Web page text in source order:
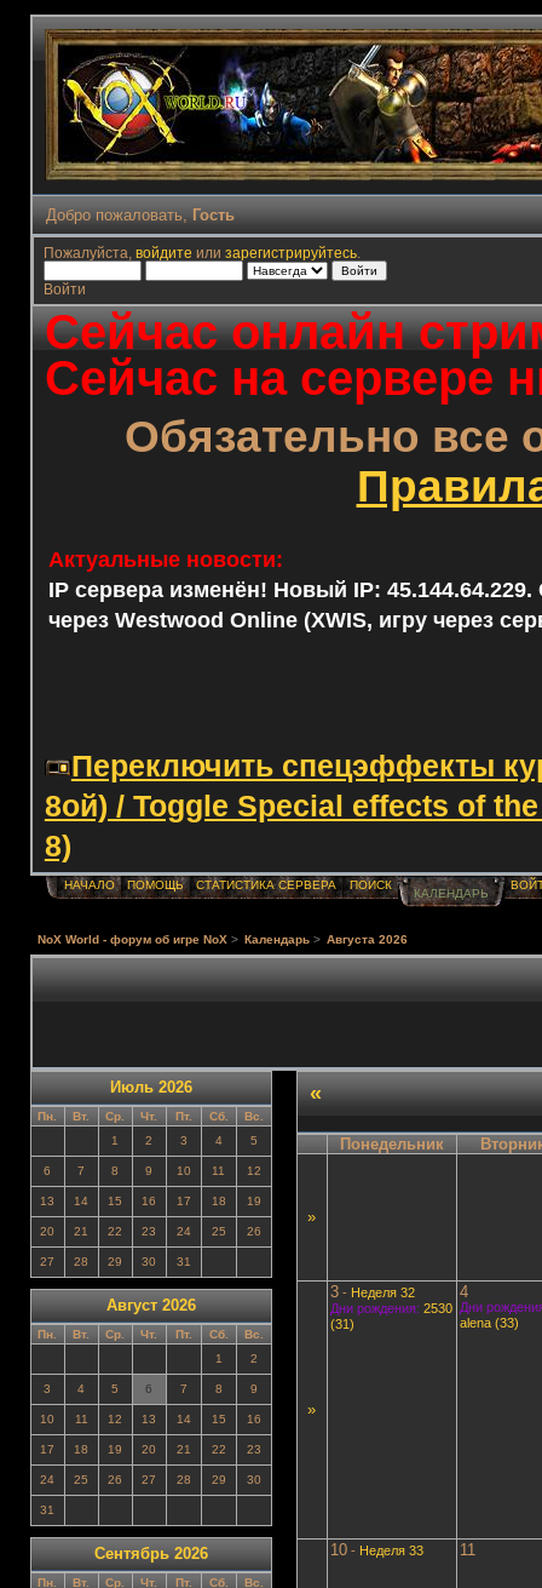
Добро пожаловать, Гость
Пожалуйста, войдите или зарегистрируйтесь.
Войти
Сейчас онлайн
Сейчас на сервере
Обязательно все
Актуальные новости:
IP сервера изменён! Новый IP: 45.144.64.229.
через Westwood Online (XWIS, игру через
Переключить спецэффекты
8ой) / Toggle Special effects of
8)
НАЧАЛО ПОМОЩЬ СТАТИСТИКА СЕРВЕРА ПОИСК
КАЛЕНДАРЬ
NoX World - форум об игре NoX > Календарь > Августа 2026
Июль 2026
Пн. Вт. Ср. Чт. Пт. Сб.
Вс.
1
2 3 4 5
6 7 8 9 10 11 12
13 14 15 16 17 18 19
20 21 22 23 24 25 26
27 28 29 30 31
Август 2026
Пн. Вт. Ср. Чт. Пт. Сб.
Вс.
1
2
3 4 5 6 7 8 9
10 11 12 13 14 15 16
17 18 19 20 21 22 23
24 25 26 27 28 29 30
31
Сентябрь 2026
Пн. Вт. Ср. Чт. Пт. Сб.
Вс.
«
Понедельник
»
»
3- Неделя 32
Дни рождения: 2530
(31)
4
Дни
alena (33)
10- Неделя 33 11